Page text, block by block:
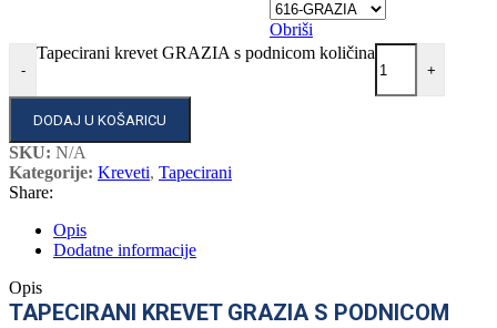
Obriši
-
Tapecirani krevet GRAZIA s podnicom količina
+
DODAJ U KOŠARICU
SKU: N/A
Kategorije: Kreveti, Tapecirani
Share:
Opis
Dodatne informacije
Opis
TAPECIRANI KREVET GRAZIA S PODNICOM